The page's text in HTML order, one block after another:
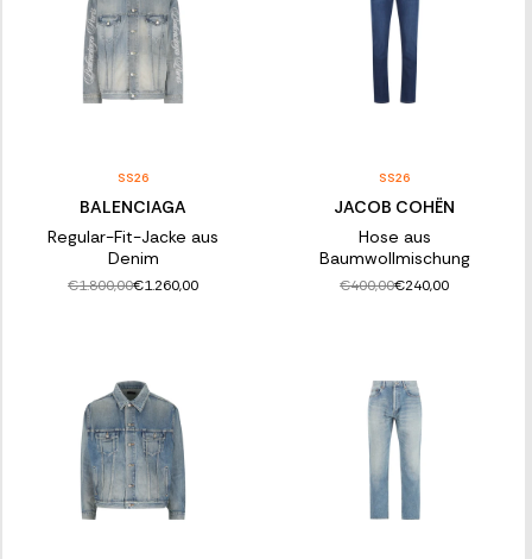
SS26
BALENCIAGA
Regular-Fit-Jacke aus
Denim
€1.800,00€1.260,00
SS26
JACOB COHËN
Hose aus
Baumwollmischung
€400,00€240,00